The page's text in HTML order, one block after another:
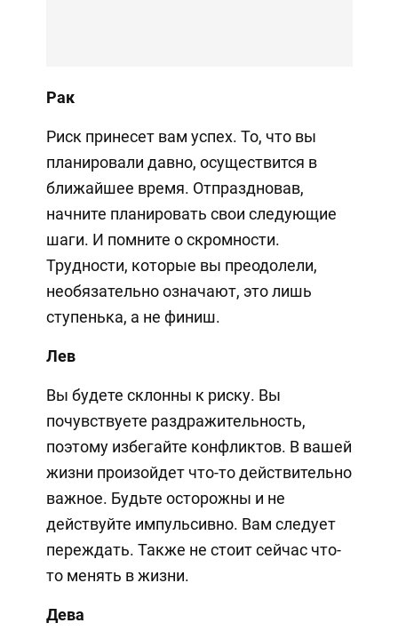
Рак
Риск принесет вам успех. То, что вы
планировали давно, осуществится в
ближайшее время. Отпраздновав,
начните планировать свои следующие
шаги. И помните о скромности.
Трудности, которые вы преодолели,
необязательно означают, это лишь
ступенька, а не финиш.
Лев
Вы будете склонны к риску. Вы
почувствуете раздражительность,
поэтому избегайте конфликтов. В вашей
жизни произойдет что-то действительно
важное. Будьте осторожны и не
действуйте импульсивно. Вам следует
переждать. Также не стоит сейчас что-
то менять в жизни.
Дева